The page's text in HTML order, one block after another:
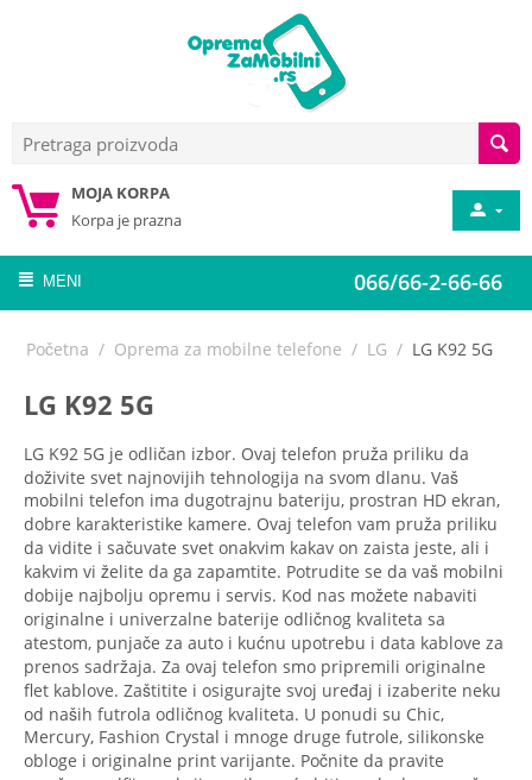
MOJA KORPA
Korpa je prazna
066/66-2-66-66
MENI
Početna / Oprema za mobilne telefone / LG / LG K92 5G
LG K92 5G
LG K92 5G je odličan izbor. Ovaj telefon pruža priliku da
doživite svet najnovijih tehnologija na svom dlanu. Vaš
mobilni telefon ima dugotrajnu bateriju, prostran HD ekran,
dobre karakteristike kamere. Ovaj telefon vam pruža priliku
da vidite i sačuvate svet onakvim kakav on zaista jeste, ali i
kakvim vi želite da ga zapamtite. Potrudite se da vaš mobilni
dobije najbolju opremu i servis. Kod nas možete nabaviti
originalne i univerzalne baterije odličnog kvaliteta sa
atestom, punjače za auto i kućnu upotrebu i data kablove za
prenos sadržaja. Za ovaj telefon smo pripremili originalne
flet kablove. Zaštitite i osigurajte svoj uređaj i izaberite neku
od naših futrola odličnog kvaliteta. U ponudi su Chic,
Mercury, Fashion Crystal i mnoge druge futrole, silikonske
obloge i originalne print varijante. Počnite da pravite